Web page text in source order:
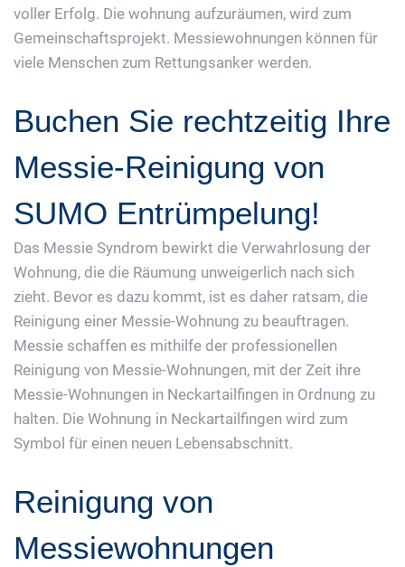
voller Erfolg. Die wohnung aufzuräumen, wird zum
Gemeinschaftsprojekt. Messiewohnungen können für
viele Menschen zum Rettungsanker werden.
Buchen Sie rechtzeitig Ihre
Messie-Reinigung von
SUMO Entrümpelung!
Das Messie Syndrom bewirkt die Verwahrlosung der
Wohnung, die die Räumung unweigerlich nach sich
zieht. Bevor es dazu kommt, ist es daher ratsam, die
Reinigung einer Messie-Wohnung zu beauftragen.
Messie schaffen es mithilfe der professionellen
Reinigung von Messie-Wohnungen, mit der Zeit ihre
Messie-Wohnungen in Neckartailfingen in Ordnung zu
halten. Die Wohnung in Neckartailfingen wird zum
Symbol für einen neuen Lebensabschnitt.
Reinigung von
Messiewohnungen